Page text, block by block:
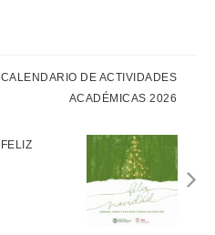
CALENDARIO DE ACTIVIDADES
ACADÉMICAS 2026
FELIZ